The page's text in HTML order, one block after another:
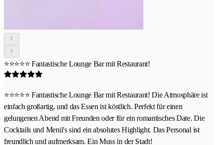
⭐⭐⭐⭐⭐ Fantastische Lounge Bar mit Restaurant!
⭐⭐⭐⭐⭐ Fantastische Lounge Bar mit Restaurant! Die Atmosphäre ist
einfach großartig, und das Essen ist köstlich. Perfekt für einen
gelungenen Abend mit Freunden oder für ein romantisches Date. Die
Cocktails und Menü's sind ein absolutes Highlight. Das Personal ist
freundlich und aufmerksam. Ein Muss in der Stadt!